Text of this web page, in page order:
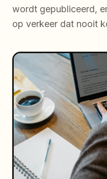
wordt gepubliceerd,
op verkeer dat nooit